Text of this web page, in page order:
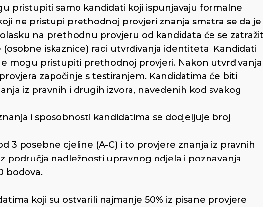
pristupiti samo kandidati koji ispunjavaju formalne
ne pristupi prethodnoj provjeri znanja smatra se da je
na prethodnu provjeru od kandidata će se
iskaznice) radi utvrđivanja identiteta. Kandidati
mogu pristupiti prethodnoj provjeri. Nakon utvrđivanja
započinje s testiranjem. Kandidatima će biti
iz pravnih i drugih izvora, navedenih kod svakog
i sposobnosti kandidatima se dodjeljuje broj
3 posebne cjeline (A-C) i to provjere znanja iz pravnih
područja nadležnosti upravnog odjela i poznavanja
bodova.
koji su ostvarili najmanje 50% iz pisane provjere